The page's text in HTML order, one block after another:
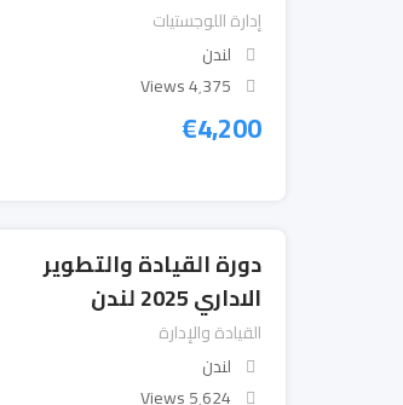
إدارة اللوجستيات
لندن
4٬375 Views
€4,200
دورة القيادة والتطوير
الاداري 2025 لندن
القيادة والإدارة
لندن
5٬624 Views